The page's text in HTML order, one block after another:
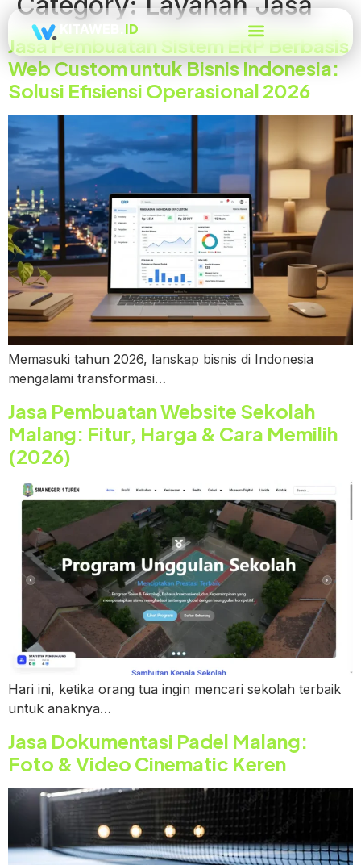
KITAWEB. ID
Jasa Pembuatan Sistem ERP Berbasis
Web Custom untuk Bisnis Indonesia:
Solusi Efisiensi Operasional 2026
Memasuki tahun 2026, lanskap bisnis di Indonesia
mengalami transformasi…
Jasa Pembuatan Website Sekolah
Malang: Fitur, Harga & Cara Memilih
(2026)
Hari ini, ketika orang tua ingin mencari sekolah terbaik
untuk anaknya…
Jasa Dokumentasi Padel Malang:
Foto & Video Cinematic Keren